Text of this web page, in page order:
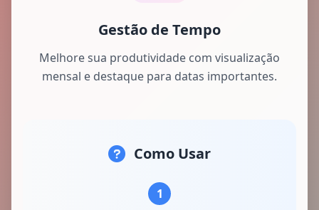
Gestão de Tempo
Melhore sua produtividade com visualização
mensal e destaque para datas importantes.
Como Usar
1